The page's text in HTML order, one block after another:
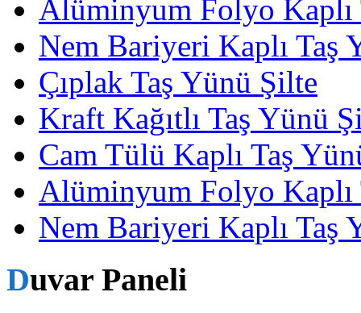
Alüminyum Folyo Kaplı
Nem Bariyeri Kaplı Taş
Çıplak Taş Yünü Şilte
Kraft Kağıtlı Taş Yünü
Cam Tülü Kaplı Taş
Alüminyum Folyo Kaplı
Nem Bariyeri Kaplı Taş
Duvar Paneli